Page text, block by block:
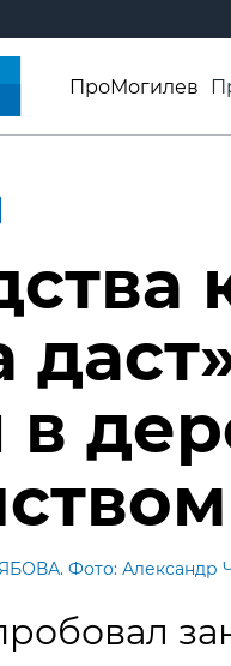
ПроМогилев
Видео ВБ
в
Фото: Александр